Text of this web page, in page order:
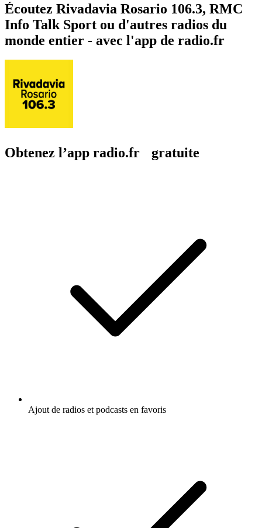
Écoutez Rivadavia Rosario 106.3, RMC
Info Talk Sport ou d'autres radios du
monde entier - avec l'app de radio.fr
Obtenez l’app radio.fr gratuite
Ajout de radios et podcasts en favoris